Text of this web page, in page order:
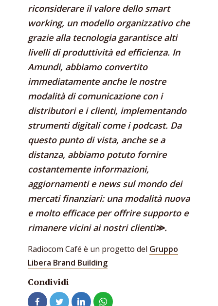
riconsiderare il valore dello smart
working, un modello organizzativo che
grazie alla tecnologia garantisce alti
livelli di produttività ed efficienza. In
Amundi, abbiamo convertito
immediatamente anche le nostre
modalità di comunicazione con i
distributori e i clienti, implementando
strumenti digitali come i podcast. Da
questo punto di vista, anche se a
distanza, abbiamo potuto fornire
costantemente informazioni,
aggiornamenti e news sul mondo dei
mercati finanziari: una modalità nuova
e molto efficace per offrire supporto e
rimanere vicini ai nostri clienti≫.
Radiocom Café è un progetto del Gruppo
Libera Brand Building
Condividi